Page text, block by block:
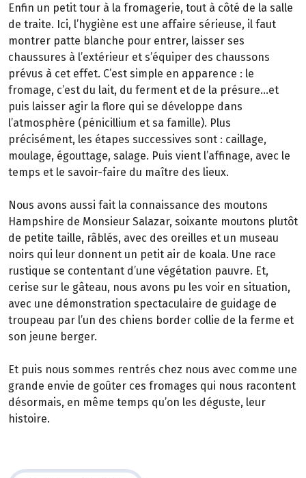
Enfin un petit tour à la fromagerie, tout à côté de la salle
de traite. Ici, l’hygiène est une affaire sérieuse, il faut
montrer patte blanche pour entrer, laisser ses
chaussures à l’extérieur et s’équiper des chaussons
prévus à cet effet. C’est simple en apparence : le
fromage, c’est du lait, du ferment et de la présure…et
puis laisser agir la flore qui se développe dans
l’atmosphère (pénicillium et sa famille). Plus
précisément, les étapes successives sont : caillage,
moulage, égouttage, salage. Puis vient l’affinage, avec le
temps et le savoir-faire du maître des lieux.
Nous avons aussi fait la connaissance des moutons
Hampshire de Monsieur Salazar, soixante moutons plutôt
de petite taille, râblés, avec des oreilles et un museau
noirs qui leur donnent un petit air de koala. Une race
rustique se contentant d’une végétation pauvre. Et,
cerise sur le gâteau, nous avons pu les voir en situation,
avec une démonstration spectaculaire de guidage de
troupeau par l’un des chiens border collie de la ferme et
son jeune berger.
Et puis nous sommes rentrés chez nous avec comme une
grande envie de goûter ces fromages qui nous racontent
désormais, en même temps qu’on les déguste, leur
histoire.